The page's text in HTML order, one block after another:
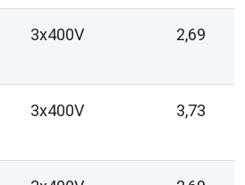
3x400V 2,69
3x400V 3,73